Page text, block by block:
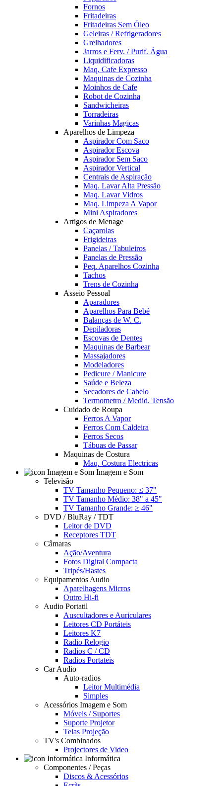
Fornos
Fritadeiras
Fritadeiras Sem Óleo
Geleiras / Refrigeradores
Grelhadores
Jarros e Ferv. / Purif. Água
Liquidificadoras
Maq. Cafe Expresso
Maquinas de Cozinha
Moinhos de Cafe
Robot de Cozinha
Sandwicheiras
Torradeiras
Varinhas Magicas
Aparelhos de Limpeza
Aspirador Com Saco
Aspirador Escova
Aspirador Sem Saco
Aspirador Vertical
Centrais de Aspiração
Maq. Lavar Alta Pressão
Maq. Lavar Vidros
Maq. Limpeza A Vapor
Mini Aspiradores
Artigos de Menage
Caçarolas
Frigideiras
Panelas / Tabuleiros
Panelas de Pressão
Peq. Aparelhos Cozinha
Tachos
Trens de Cozinha
Asseio Pessoal
Aparadores
Aparelhos Para Bebé
Balanças de W. C.
Depiladoras
Escovas de Dentes
Maquinas de Barbear
Massajadores
Modeladores
Pedicure / Manicure
Saúde e Beleza
Secadores de Cabelo
Termometro / Medid. Tensão
Cuidado de Roupa
Ferros A Vapor
Ferros Com Caldeira
Ferros Secos
Tábuas de Passar
Maquinas de Costura
Maq. Costura Electricas
Imagem e Som
Televisão
TV Tamanho Pequeno: ≤ 37"
TV Tamanho Médio: 38" a 45"
TV Tamanho Grande: ≥ 46"
DVD / BluRay / TDT
Leitor de DVD
Receptores TDT
Câmaras
Ação/Aventura
Fotos Digital Compacta
Tripés/Hastes
Equipamentos Audio
Aparelhagens Micros
Outro Hi-fi
Audio Portatil
Auscultadores e Auriculares
Leitores CD Portáteis
Leitores K7
Radio Relogio
Radios C / CD
Radios Portateis
Car Audio
Auto-radios
Leitor Multimédia
Simples
Acessórios Imagem e Som
Móveis / Suportes
Suporte Projetor
Telas Projeção
TV's Combinados
Projectores de Video
Informática
Componentes / Peças
Discos & Acessórios